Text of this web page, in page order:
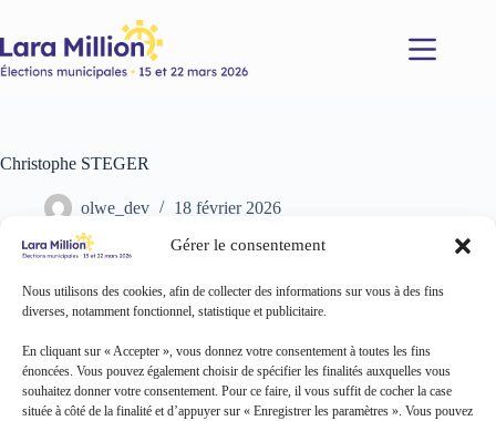
Gérer le consentement
Nous utilisons des cookies, afin de collecter des informations sur vous à des fins
diverses, notamment fonctionnel, statistique et publicitaire.
En cliquant sur « Accepter », vous donnez votre consentement à toutes les fins
énoncées. Vous pouvez également choisir de spécifier les finalités auxquelles vous
souhaitez donner votre consentement. Pour ce faire, il vous suffit de cocher la case
située à côté de la finalité et d’appuyer sur « Enregistrer les paramètres ». Vous pouvez
contenu
Christophe STEGER
olwe_dev 18 février 2026